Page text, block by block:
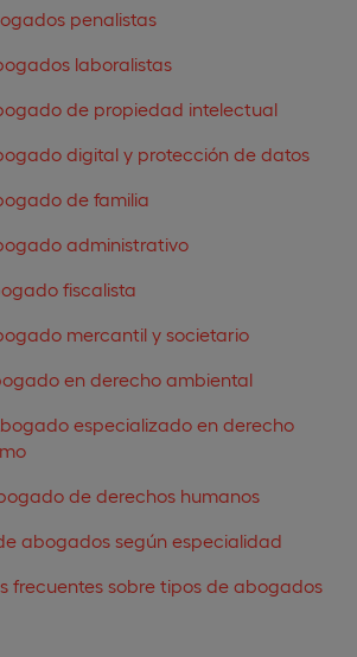
penalistas
laboralistas
de propiedad intelectual
digital y protección de datos
de familia
administrativo
fiscalista
mercantil y societario
en derecho ambiental
especializado en derecho
de derechos humanos
abogados según especialidad
frecuentes sobre tipos de abogados